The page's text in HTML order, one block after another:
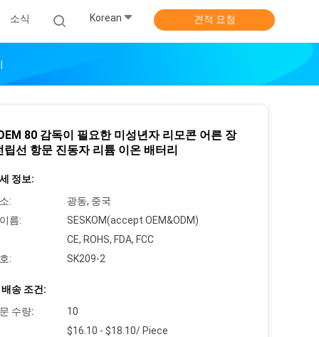
소식 Korean 견적 요청
80 감독이 필요한 미성년자 리모콘 어른 장
립선 항문 진동자 리튬 이온 배터리
정보:
:
광동, 중국
름:
SESKOM(accept OEM&ODM)
CE, ROHS, FDA, FCC
:
SK209-2
송 조건:
수량:
10
$16.10 - $18.10/ Piece